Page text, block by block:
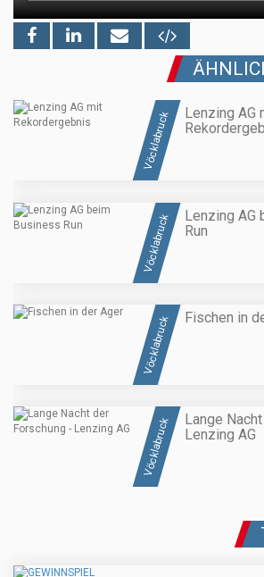
Vöcklabruck
Lenzing AG
Vöcklabruck
Lenzing AG
Run
Vöcklabruck Fischen in
Vöcklabruck
Lange
Lenzing AG